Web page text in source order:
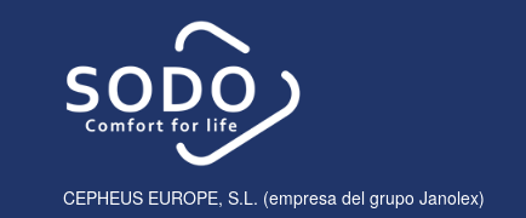
CEPHEUS EUROPE, S.L. (empresa del grupo Janolex)